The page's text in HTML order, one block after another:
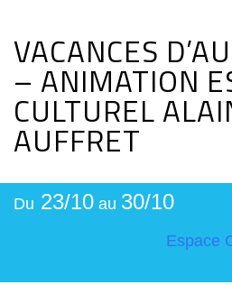
VACANCES
– ANIMATION
CULTUREL
AUFFRET
Du 23/10 au 30/10
Espace